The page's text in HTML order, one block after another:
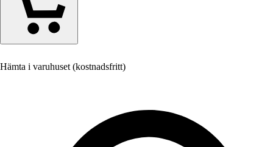
Hämta i varuhuset (kostnadsfritt)